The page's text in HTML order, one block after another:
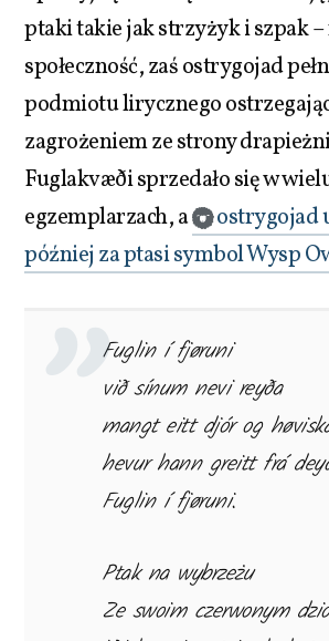
ptaki takie jak strzyżyk i szpak
społeczność, zaś ostrygojad
podmiotu lirycznego
zagrożeniem ze strony
Fuglakvæði sprzedało się w
egzemplarzach, a
ostrygojad
później za ptasi symbol Wysp
Fuglin í fjøruni
við sínum nevi reyða
mangt eitt djór og
hevur hann greitt frá
Fuglin í fjøruni.
Ptak na wybrzeżu
Ze swoim czerwonym